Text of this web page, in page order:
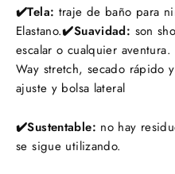
✔️Tela: traje de baño para
Elastano.✔️Suavidad: son
escalar o cualquier aventura.
Way stretch, secado rápido
ajuste y bolsa lateral
✔️Sustentable: no hay
se sigue utilizando.